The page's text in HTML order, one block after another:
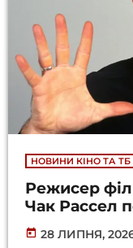
НОВИНИ КІНО ТА ТБ
Режисер
Чак Рассел
today 28 ЛИПНЯ,